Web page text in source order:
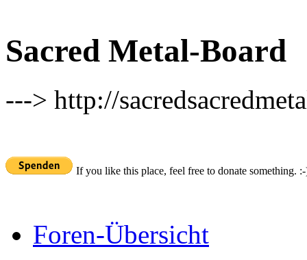
Sacred Metal-Board
---> http://
If you like this place, feel free to donate something.
Foren-Übersicht